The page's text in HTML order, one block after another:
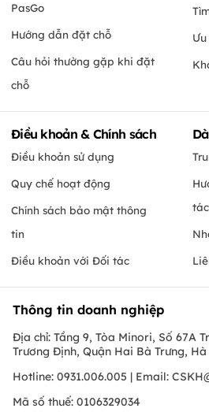
PasGo
Hướng dẫn đặt chỗ
Câu hỏi thường gặp khi đặt
chỗ
Điều khoản & Chính sách
Điều khoản sử dụng
Quy chế hoạt động
Chính sách bảo mật thông
tin
Điều khoản với Đối tác
tác
Thông tin doanh nghiệp
Địa chỉ: Tầng 9, Tòa Minori, Số 67A
Trương Định, Quận Hai Bà Trưng,
Hotline: 0931.006.005 | Email:
Mã số thuế: 0106329034